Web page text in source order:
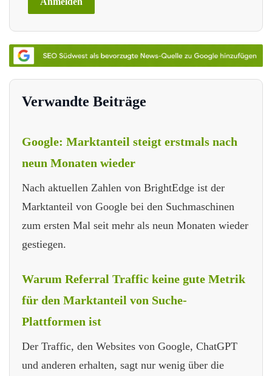
Verwandte Beiträge
Google: Marktanteil steigt erstmals nach
neun Monaten wieder
Nach aktuellen Zahlen von BrightEdge ist der
Marktanteil von Google bei den Suchmaschinen
zum ersten Mal seit mehr als neun Monaten wieder
gestiegen.
Warum Referral Traffic keine gute Metrik
für den Marktanteil von Suche-
Plattformen ist
Der Traffic, den Websites von Google, ChatGPT
und anderen erhalten, sagt nur wenig über die